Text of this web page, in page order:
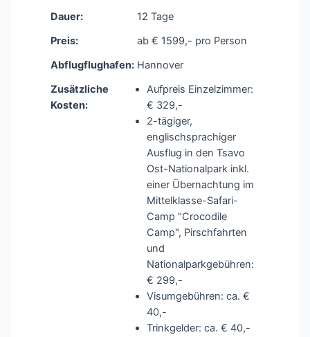
Dauer:
12 Tage
Preis:
ab € 1599,- pro Person
Abflugflughafen: Hannover
Zusätzliche
Kosten:
Aufpreis Einzelzimmer:
€ 329,-
2-tägiger,
englischsprachiger
Ausflug in den Tsavo
Ost-Nationalpark inkl.
einer Übernachtung im
Mittelklasse-Safari-
Camp "Crocodile
Camp", Pirschfahrten
und
Nationalparkgebühren:
€ 299,-
Visumgebühren: ca. €
40,-
Trinkgelder: ca. € 40,-